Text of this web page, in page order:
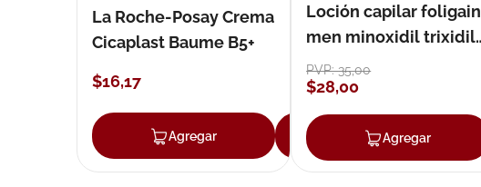
La Roche-Posay Crema
Cicaplast Baume B5+
$16,17
Agregar Agregar
Loción capilar foligain
men minoxidil trixidil
loción 59 ml
PVP:35,00
$28,00
Agregar